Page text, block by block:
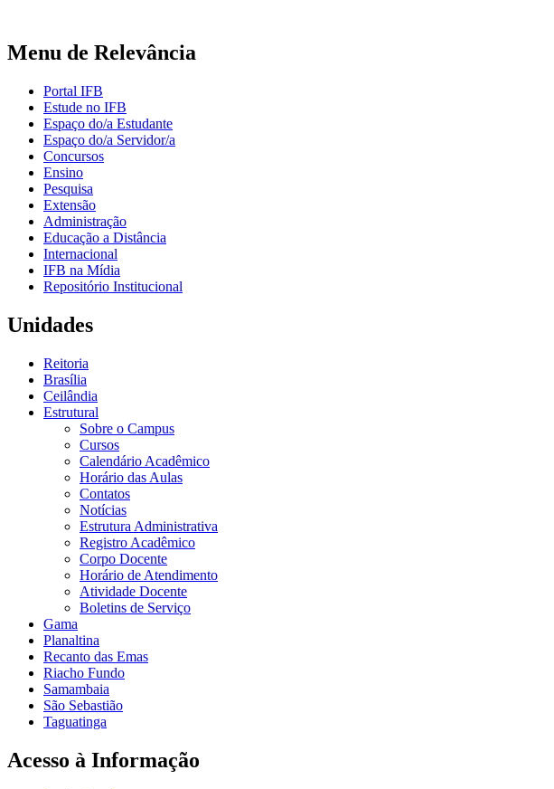
Menu de Relevância
Portal IFB
Estude no IFB
Espaço do/a Estudante
Espaço do/a Servidor/a
Concursos
Ensino
Pesquisa
Extensão
Administração
Educação a Distância
Internacional
IFB na Mídia
Repositório Institucional
Unidades
Reitoria
Brasília
Ceilândia
Estrutural
Sobre o Campus
Cursos
Calendário Acadêmico
Horário das Aulas
Contatos
Notícias
Estrutura Administrativa
Registro Acadêmico
Corpo Docente
Horário de Atendimento
Atividade Docente
Boletins de Serviço
Gama
Planaltina
Recanto das Emas
Riacho Fundo
Samambaia
São Sebastião
Taguatinga
Acesso à Informação